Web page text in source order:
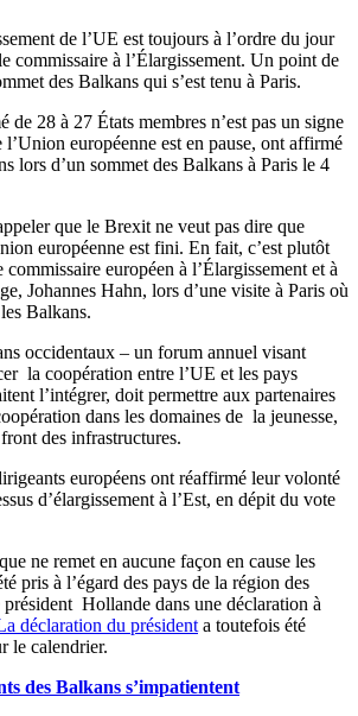
de l’UE est toujours à l’ordre du jour
commissaire à l’Élargissement. Un point de
des Balkans qui s’est tenu à Paris.
de 28 à 27 États membres n’est pas un signe
l’Union européenne est en pause, ont affirmé
lors d’un sommet des Balkans à Paris le 4
que le Brexit ne veut pas dire que
européenne est fini. En fait, c’est plutôt
européen à l’Élargissement et à
Johannes Hahn, lors d’une visite à Paris où
Balkans.
occidentaux – un forum annuel visant
la coopération entre l’UE et les pays
l’intégrer, doit permettre aux partenaires
dans les domaines de la jeunesse,
des infrastructures.
européens ont réaffirmé leur volonté
d’élargissement à l’Est, en dépit du vote
ne remet en aucune façon en cause les
pris à l’égard des pays de la région des
Hollande dans une déclaration à
déclaration du président a toutefois été
le calendrier.
des Balkans s’impatientent